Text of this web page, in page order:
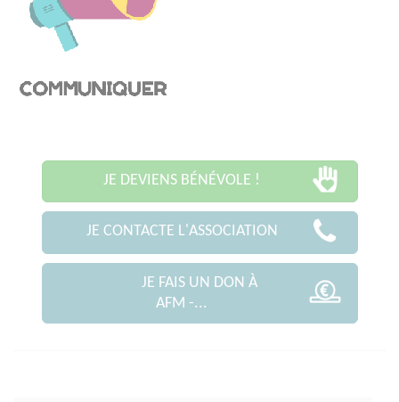
JE DEVIENS BÉNÉVOLE !
JE CONTACTE L'ASSOCIATION
JE FAIS UN DON À
AFM -...